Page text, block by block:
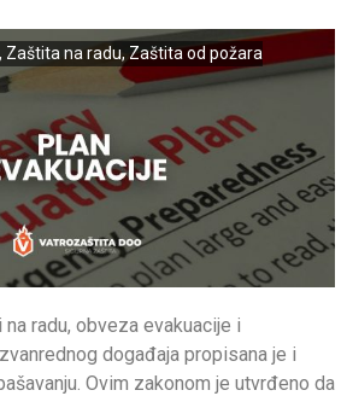
, Zaštita na radu, Zaštita od požara
radu, obveza evakuacije i
događaja propisana je i
Ovim zakonom je utvrđeno da